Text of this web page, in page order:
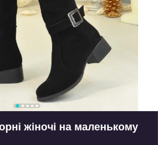
жіночі на маленькому